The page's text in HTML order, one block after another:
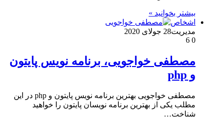
بیشتر بخوانید »
اشخاص
مدیریت28 جولای 2020
0
مصطفی خواجویی، برنامه نویس پایتون
و php
مصطفی خواجویی بهترین برنامه نویس پایتون و php در این
مطلب یکی از بهترین برنامه نویسان پایتون را خواهید
شناخت…